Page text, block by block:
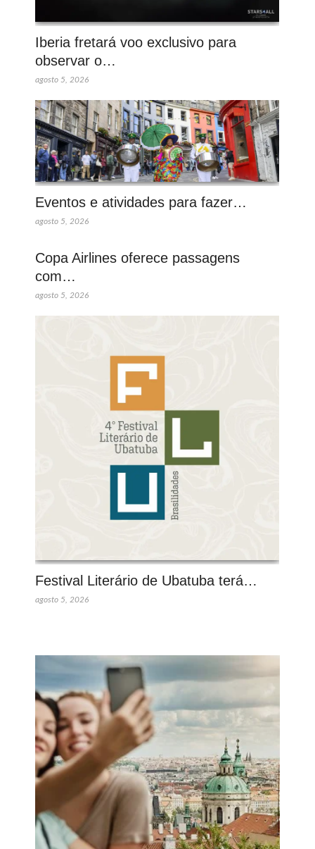
Iberia fretará voo exclusivo para
observar o…
agosto 5, 2026
Eventos e atividades para fazer…
agosto 5, 2026
Copa Airlines oferece passagens
com…
agosto 5, 2026
Festival Literário de Ubatuba terá…
agosto 5, 2026